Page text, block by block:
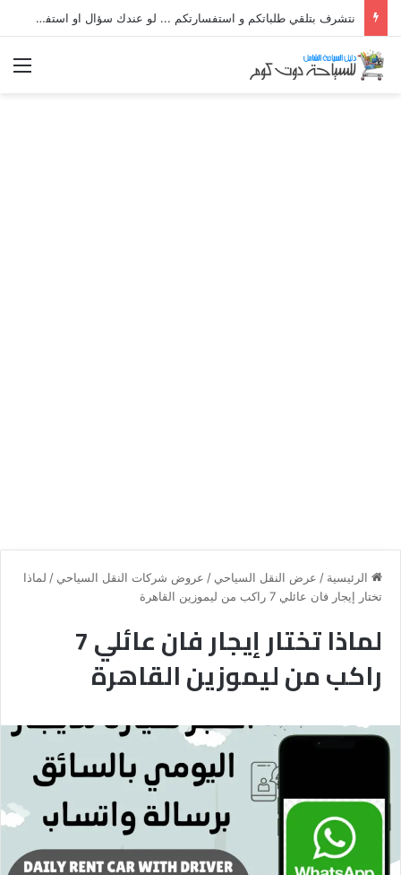
نتشرف بتلقي طلباتكم و استفسارتكم ... لو عندك سؤال او استفسار ماتدرددش فى طلب المساعدة
الرئيسية / عرض النقل السياحي / عروض شركات النقل السياحي / لماذا
تختار إيجار فان عائلي 7 راكب من ليموزين القاهرة
لماذا تختار إيجار فان عائلي 7
راكب من ليموزين القاهرة